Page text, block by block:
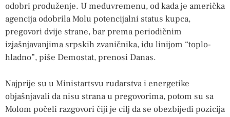
odobri produženje. U međuvremenu, od kada je američka
agencija odobrila Molu potencijalni status kupca,
pregovori dvije strane, bar prema periodičnim
izjašnjavanjima srpskih zvaničnika, idu linijom “toplo-
hladno”, piše Demostat, prenosi Danas.
Najprije su u Ministartsvu rudarstva i energetike
objašnjavali da nisu strana u pregovorima, potom su sa
Molom počeli razgovori čiji je cilj da se obezbijedi pozicija